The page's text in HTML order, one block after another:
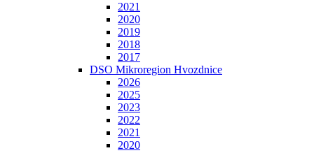
2021
2020
2019
2018
2017
DSO Mikroregion Hvozdnice
2026
2025
2023
2022
2021
2020